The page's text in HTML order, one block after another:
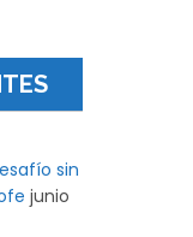
sin
junio